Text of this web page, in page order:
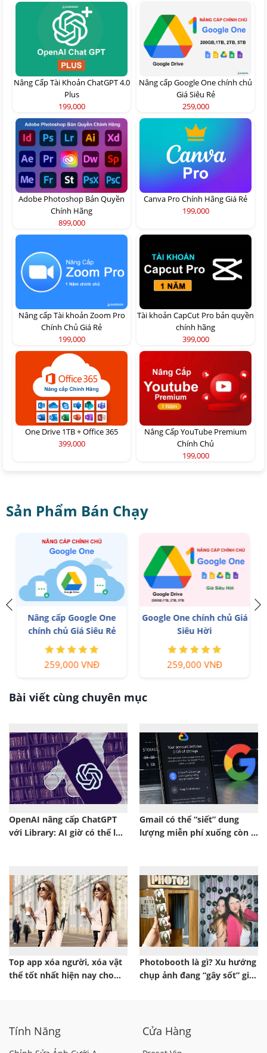
Nâng Cấp Tài Khoản ChatGPT 4.0
Plus
199,000
Nâng cấp Google One chính chủ
Giá Siêu Rẻ
259,000
Adobe Photoshop Bản Quyền
Chính Hãng
899,000
Canva Pro Chính Hãng Giá Rẻ
199,000
Nâng cấp Tài khoản Zoom Pro
Chính Chủ Giá Rẻ
199,000
Tài khoản CapCut Pro bản quyền
chính hãng
399,000
One Drive 1TB + Office 365
399,000
Nâng Cấp YouTube Premium
Chính Chủ
199,000
Sản Phẩm Bán Chạy
Nâng cấp Google One
chính chủ Giá Siêu Rẻ
259,000 VNĐ
Google One chính chủ Giá
Siêu Hời
259,000 VNĐ
Bài viết cùng chuyên mục
OpenAI nâng cấp ChatGPT
với Library: AI giờ có thể lưu
Gmail có thể “siết” dung
lượng miễn phí xuống còn 5
Top app xóa người, xóa vật
thể tốt nhất hiện nay cho
Photobooth là gì? Xu hướng
chụp ảnh đang “gây sốt” giới
Tính Năng Cửa Hàng